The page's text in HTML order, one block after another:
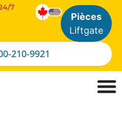
210-9921
7
Pièces
Liftgate